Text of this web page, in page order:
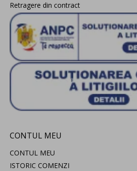
Retragere din contract
CONTUL MEU
CONTUL MEU
ISTORIC COMENZI